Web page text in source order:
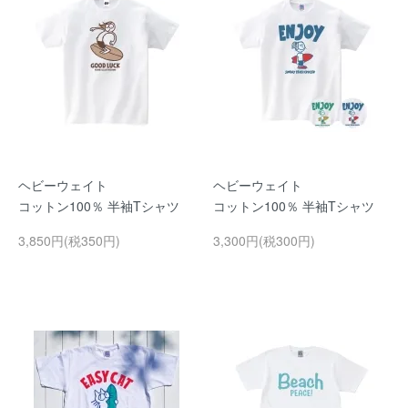
ヘビーウェイト
コットン100％ 半袖Tシャツ
3,850円(税350円)
ヘビーウェイト
コットン100％ 半袖Tシャツ
3,300円(税300円)